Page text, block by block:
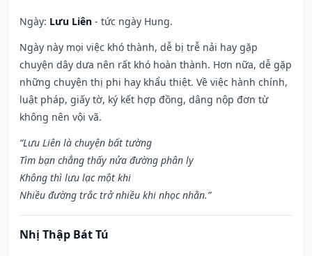
Ngày: Lưu Liên - tức ngày Hung.
Ngày này mọi việc khó thành, dễ bị trễ nải hay gặp
chuyện dây dưa nên rất khó hoàn thành. Hơn nữa, dễ gặp
những chuyện thị phi hay khẩu thiệt. Về việc hành chính,
luật pháp, giấy tờ, ký kết hợp đồng, dâng nộp đơn từ
không nên vội vã.
“Lưu Liên là chuyện bất tường
Tìm bạn chẳng thấy nửa đường phân ly
Không thì lưu lạc một khi
Nhiều đường trắc trở nhiều khi nhọc nhằn.”
Nhị Thập Bát Tú